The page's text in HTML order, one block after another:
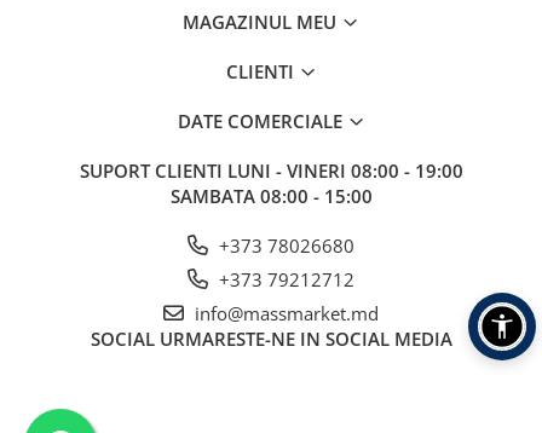
Umbrele
Pescuit la Fitofag
MAGAZINUL MEU
CLIENTI
DATE COMERCIALE
SUPORT CLIENTI LUNI - VINERI 08:00 - 19:00
SAMBATA 08:00 - 15:00
+373 78026680
+373 79212712
info@massmarket.md
SOCIAL URMARESTE-NE IN SOCIAL MEDIA